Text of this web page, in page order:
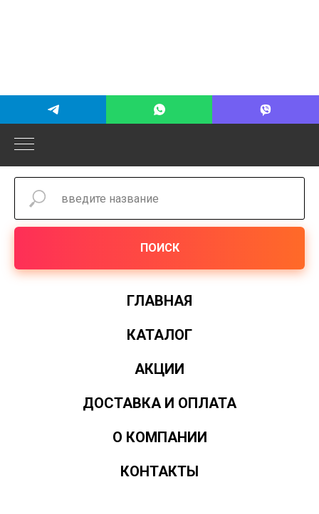
ПОИСК
ГЛАВНАЯ
КАТАЛОГ
АКЦИИ
ДОСТАВКА И ОПЛАТА
О КОМПАНИИ
КОНТАКТЫ